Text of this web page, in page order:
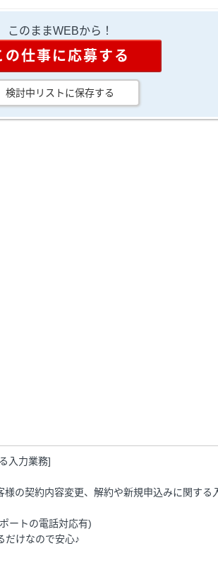
このままWEBから！
の仕事に応募する
検討中リストに保存する
入力業務]
様の契約内容変更、解約や新規申込みに関する
ートの電話対応有)
だけなので安心♪